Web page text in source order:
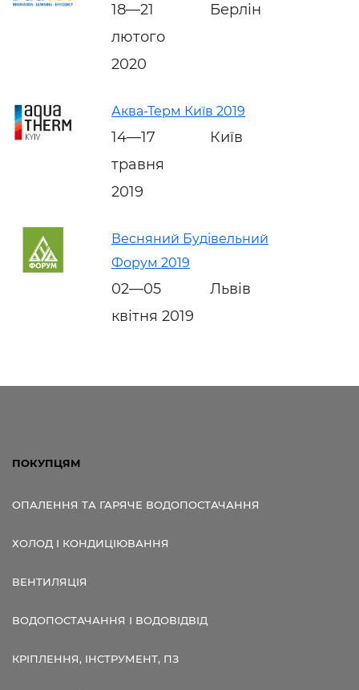
18—21
лютого
2020
Берлін
Аква-Терм Київ 2019
14—17
травня
2019
Київ
Весняний Будівельний
Форум 2019
02—05
квітня 2019
Львів
ПОКУПЦЯМ
ОПАЛЕННЯ ТА ГАРЯЧЕ ВОДОПОСТАЧАННЯ
ХОЛОД І КОНДИЦІЮВАННЯ
ВЕНТИЛЯЦІЯ
ВОДОПОСТАЧАННЯ І ВОДОВІДВІД
КРІПЛЕННЯ, ІНСТРУМЕНТ, ПЗ